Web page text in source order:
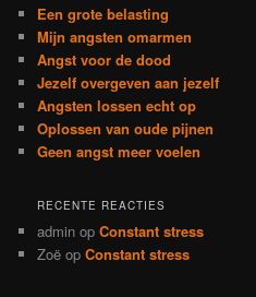
Een grote belasting
Mijn angsten omarmen
Angst voor de dood
Jezelf overgeven aan jezelf
Angsten lossen echt op
Oplossen van oude pijnen
Geen angst meer voelen
RECENTE REACTIES
admin opConstant stress
Zoë opConstant stress